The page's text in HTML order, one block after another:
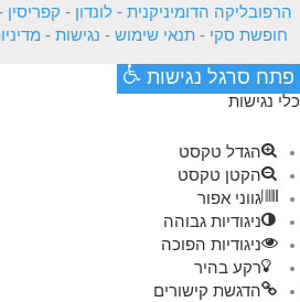
הרפובליקה הדומיניקנית -לונדון - קפריסין
חופשת סקי -תנאי שימוש - נגישות -
פתח סרגל נגישות
כלי נגישות
הגדל טקסט
הקטן טקסט
גווני אפור
ניגודיות גבוהה
ניגודיות הפוכה
רקע בהיר
הדגשת קישורים